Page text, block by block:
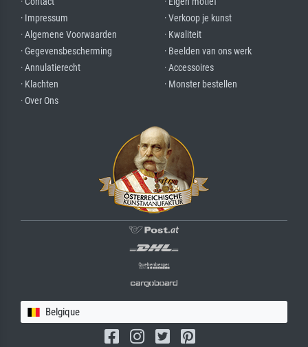
· Impressum
· Algemene Voorwaarden
· Gegevensbescherming
· Annulatierecht
· Klachten
· Over Ons
· Verkoop je kunst
· Kwaliteit
· Beelden van ons werk
· Accessoires
· Monster bestellen
Belgique